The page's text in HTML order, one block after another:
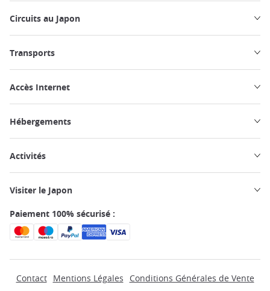
Circuits au Japon
Transports
Accès Internet
Hébergements
Activités
Visiter le Japon
Paiement 100% sécurisé :
Contact Mentions Légales
Conditions Générales de Vente